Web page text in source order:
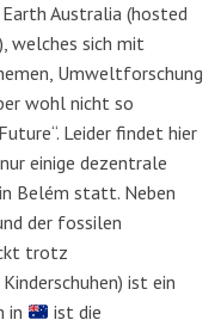
Australia (hosted
welches sich mit
Umweltforschung
wohl nicht so
Leider findet hier
einige dezentrale
Belém statt. Neben
der fossilen
trotz
ist ein
in
ist die